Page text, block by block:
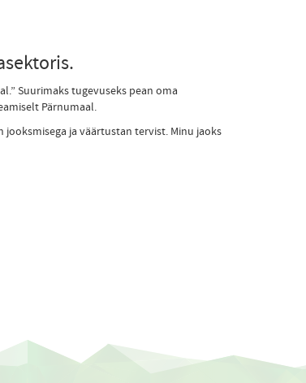
Suurimaks tugevuseks pean oma
Pärnumaal.
ja väärtustan tervist. Minu jaoks